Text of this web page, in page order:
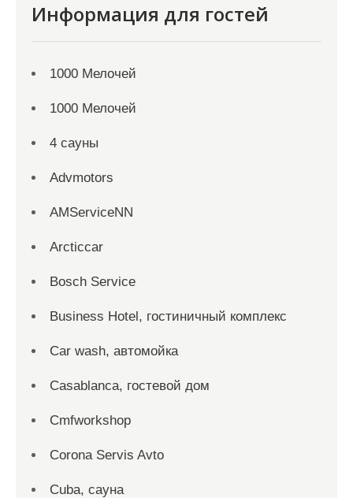
Информация для гостей
1000 Мелочей
1000 Мелочей
4 сауны
Advmotors
AMServiceNN
Arcticcar
Bosch Service
Business Hotel, гостиничный комплекс
Car wash, автомойка
Casablanca, гостевой дом
Cmfworkshop
Corona Servis Avto
Cuba, сауна